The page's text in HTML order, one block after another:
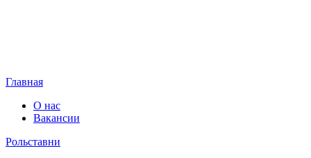
Главная
О нас
Вакансии
Рольставни